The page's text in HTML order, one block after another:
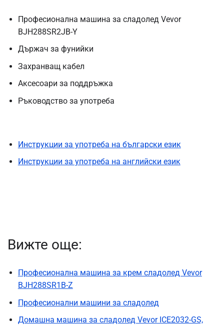
Професионална машина за сладолед Vevor
BJH288SR2JB-Y
Държач за фунийки
Захранващ кабел
Аксесоари за поддръжка
Ръководство за употреба
Инструкции за употреба на български език
Инструкции за употреба на английски език
Вижте още:
Професионална машина за крем сладолед Vevor
BJH288SR1B-Z
Професионални машини за сладолед
Домашна машина за сладолед Vevor ICE2032-GS,